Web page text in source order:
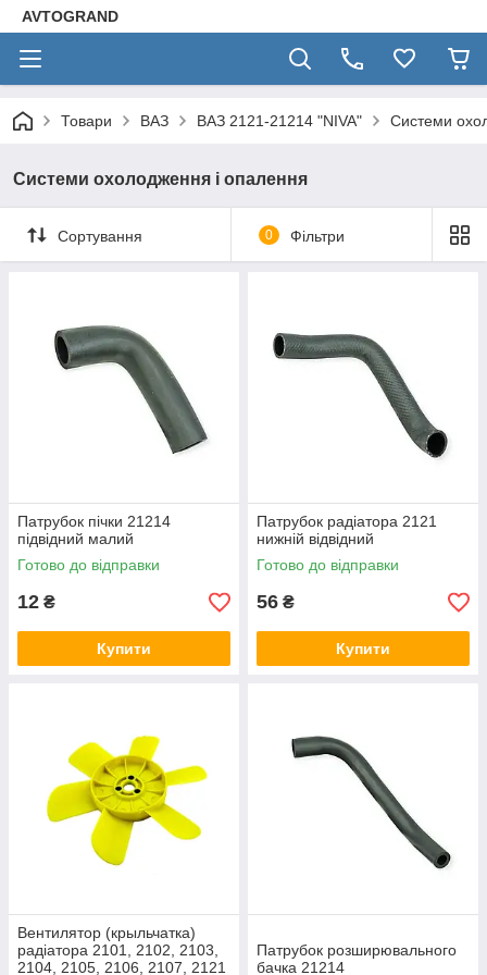
AVTOGRAND
Товари ВАЗ ВАЗ 2121-21214 "NIVA" Системи
Системи охолодження і опалення
Сортування 0 Фільтри
Патрубок пічки 21214
підвідний малий
Готово до відправки
12 ₴
Купити
Патрубок радіатора 2121
нижній відвідний
Готово до відправки
56 ₴
Купити
Вентилятор (крыльчатка)
радіатора 2101, 2102, 2103,
2104, 2105, 2106, 2107, 2121
Патрубок розширювального
бачка 21214